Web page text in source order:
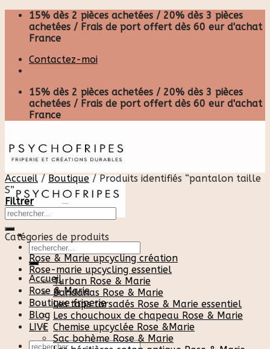
Skip
content
15% dès 2 pièces achetées / 20% dès 3 pièces
achetées / Frais de port offert dès 60 eur d'achat
France
Contactez-moi
15% dès 2 pièces achetées / 20% dès 3 pièces
achetées / Frais de port offert dès 60 eur d'achat
France
Recherche
pour :
Accueil
Rose & Marie
Boutique friperie
Blog
LIVE
Recherche
Accueil / Boutique /Produits identifiés “pantalon taille
S”
Filtrer
Catégories de produits
Rose & Marie upcycling création
Rose-marie upcycling essentiel
Turban Rose & Marie
Bandanas Rose & Marie
Les tops torsadés Rose & Marie essentiel
Les chouchoux de chapeau Rose & Marie
Chemise upcyclée Rose &Marie
Sac bohème Rose & Marie